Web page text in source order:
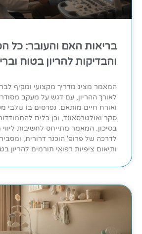
בריאות האם והעובר: כל
והבדיקות להריון בטוח
המאמר מציג מדריך מקצועי ומקיף
לאורך ההריון, עם דגש על מעקב מסודר,
ואורח חיים מותאם. נפרסים בו שלבי
סקר ואולטרסאונד, וכן כלים
בסיכון. המאמר מתייחס לחשיבות
לדרכה של פרופ' הוכנר דרורית, ומסביר
ותיאום ציפיות רפואי תורמים להריון